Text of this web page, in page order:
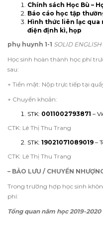
Chính sách Học Bù –
Báo cáo học tập
Hình thức liên lạc qua
điện định kì, họp
phụ huynh 1-1 SOLID
Học sinh hoàn thành học phí
sau:
+ Tiền mặt: Nộp trực tiếp tại
+ Chuyển khoản:
STK: 0011002793871 –
CTK: Lê Thị Thu Trang
STK: 19021071089019 –
CTK: Lê Thị Thu Trang
– BẢO LƯU / CHUYỂN
Trong trường hợp học sinh
phí:
Tổng quan năm học 2019-2020